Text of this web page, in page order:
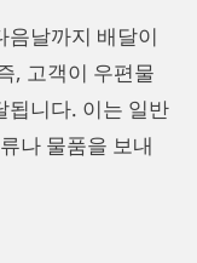
음날까지 배달이
, 고객이 우편물
됩니다. 이는 일반
나 물품을 보내